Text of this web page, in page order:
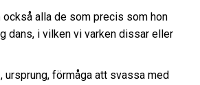
också alla de som precis som hon
dans, i vilken vi varken dissar eller
förmåga att svassa med